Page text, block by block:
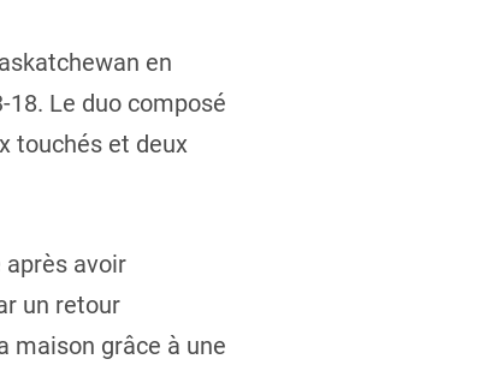
en
Le duo composé
touchés et deux
après avoir
un retour
maison grâce à une